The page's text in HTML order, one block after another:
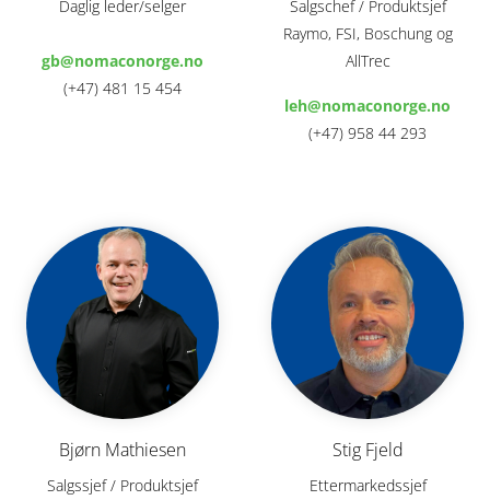
Daglig leder/selger
gb@nomaconorge.no
(+47) 481 15 454
Salgschef / Produktsjef
Raymo, FSI, Boschung og
AllTrec
leh@nomaconorge.no
(+47) 958 44 293
Bjørn Mathiesen
Salgssjef / Produktsjef
Stig Fjeld
Ettermarkedssjef